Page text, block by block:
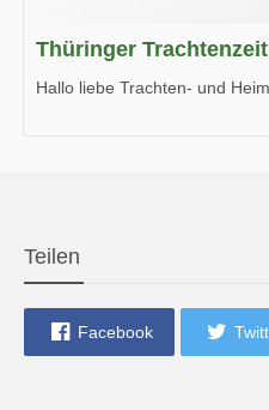
Thüringer
Hallo liebe Trachten- und
Teilen
Facebook